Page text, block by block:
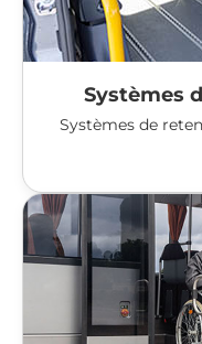
Systèmes
Systèmes de